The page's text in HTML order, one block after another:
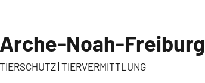
Arche-Noah-Freiburg
TIERSCHUTZ | TIERVERMITTLUNG